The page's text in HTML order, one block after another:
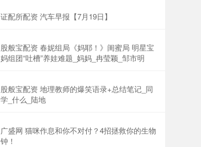
证配所配资 汽车早报【7月19日】
股般宝配资 春妮组局《妈耶！》闺蜜局 明星宝
妈组团“吐槽”养娃难题_妈妈_冉莹颖_邹市明
股般宝配资 地理教师的爆笑语录+总结笔记_同
学_什么_陆地
广盛网 猫咪作息和你不对付？4招拯救你的生物
钟！